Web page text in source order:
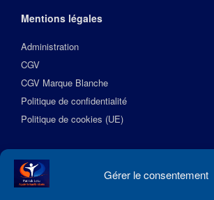
Gérer le consentement
Mentions légales
Administration
CGV
CGV Marque Blanche
Politique de confidentialité
Politique de cookies (UE)
Suivez l’Académie EquilibreSante